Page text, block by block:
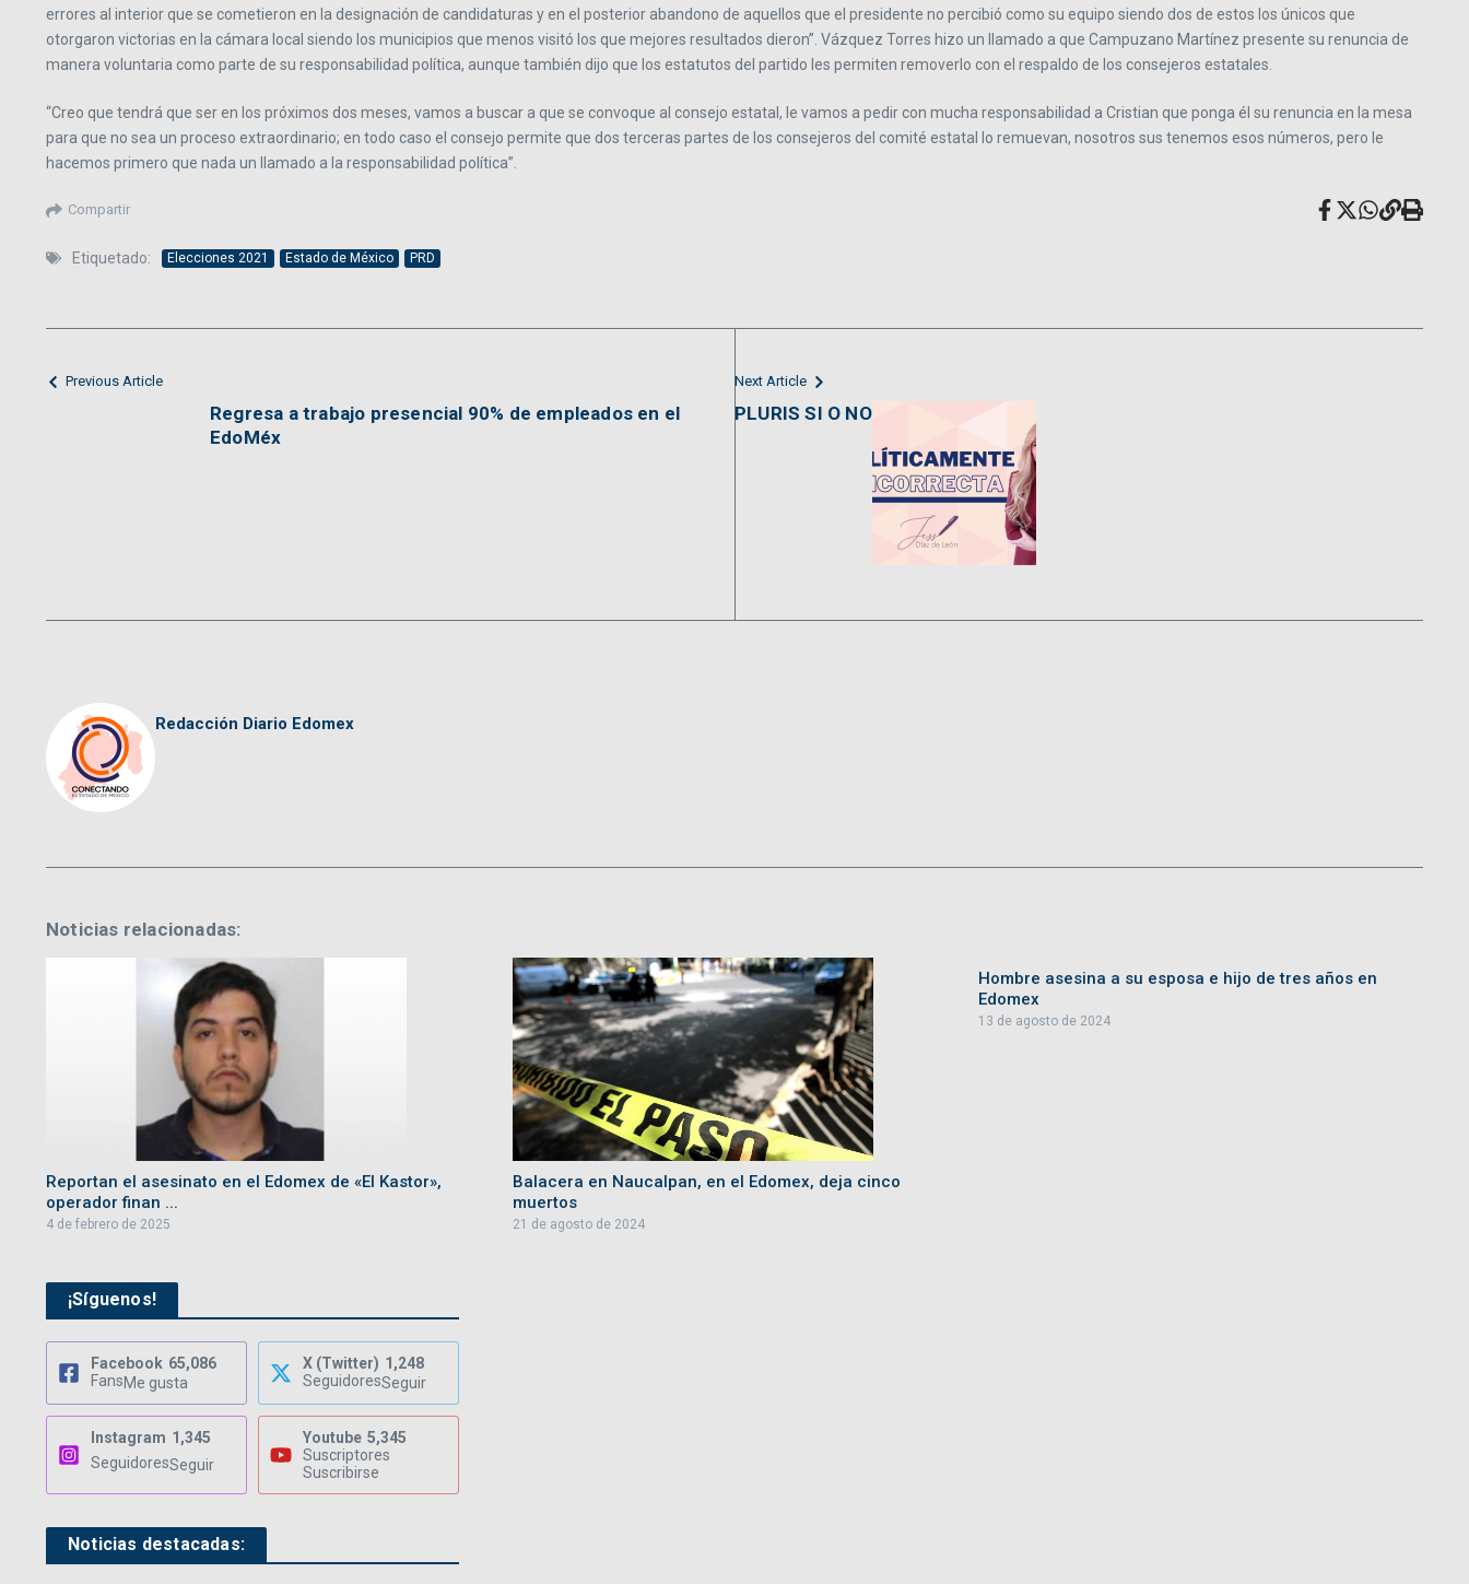
errores al interior que se cometieron en la designación de candidaturas y en el posterior abandono de aquellos que el presidente no percibió como su equipo siendo dos de estos los únicos que
otorgaron victorias en la cámara local siendo los municipios que menos visitó los que mejores resultados dieron”. Vázquez Torres hizo un llamado a que Campuzano Martínez presente su renuncia de
manera voluntaria como parte de su responsabilidad política, aunque también dijo que los estatutos del partido les permiten removerlo con el respaldo de los consejeros estatales.
“Creo que tendrá que ser en los próximos dos meses, vamos a buscar a que se convoque al consejo estatal, le vamos a pedir con mucha responsabilidad a Cristian que ponga él su renuncia en la mesa
para que no sea un proceso extraordinario; en todo caso el consejo permite que dos terceras partes de los consejeros del comité estatal lo remuevan, nosotros sus tenemos esos números, pero le
hacemos primero que nada un llamado a la responsabilidad política”.
Compartir
Etiquetado: Elecciones 2021 Estado de México PRD
Previous Article
Regresa a trabajo presencial 90% de empleados en el
EdoMéx
Next Article
PLURIS SI O NO
Redacción Diario Edomex
Noticias relacionadas:
Reportan el asesinato en el Edomex de «El Kastor»,
operador finan ...
4 de febrero de 2025
Balacera en Naucalpan, en el Edomex, deja cinco
muertos
21 de agosto de 2024
Hombre asesina a su esposa e hijo de tres años en
Edomex
13 de agosto de 2024
¡Síguenos!
Facebook 65,086
FansMe gusta
X (Twitter) 1,248
SeguidoresSeguir
Instagram 1,345
SeguidoresSeguir
Youtube 5,345
Suscriptores
Suscribirse
Noticias destacadas: